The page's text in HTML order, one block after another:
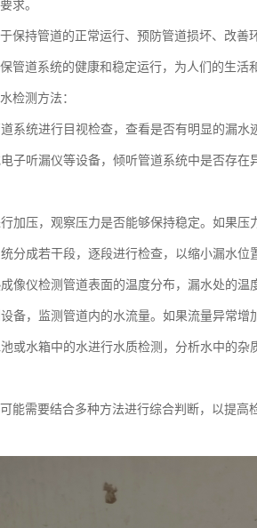
求。
保持管道的正常运行、预防管道损坏、改
管道系统的健康和稳定运行，为人们的生活
检测方法：
系统进行目视检查，查看是否有明显的漏水
子听漏仪等设备，倾听管道系统中是否存
加压，观察压力是否能够保持稳定。如果压
分成若干段，逐段进行检查，以缩小漏水位
像仪检测管道表面的温度分布，漏水处的温
备，监测管道内的水流量。如果流量异常增
或水箱中的水进行水质检测，分析水中的
能需要结合多种方法进行综合判断，以提